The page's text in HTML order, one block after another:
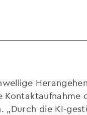
Kontaktaufnahme
„Durch die KI-